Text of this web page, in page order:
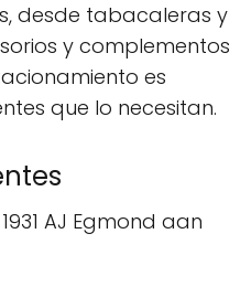
desde tabacaleras y
y complementos
es
que lo necesitan.
AJ Egmond aan